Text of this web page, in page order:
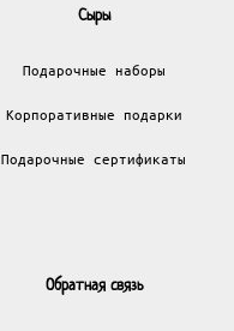
Сыры
Подарочные наборы
Корпоративные подарки
Подарочные сертификаты
Обратная связь